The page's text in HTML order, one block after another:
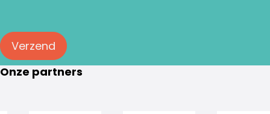
Verzend
Onze partners